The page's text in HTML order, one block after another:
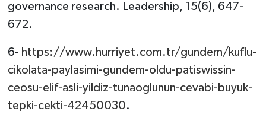
governance research. Leadership, 15(6), 647-
672.
6- https://www.hurriyet.com.tr/gundem/kuflu-
cikolata-paylasimi-gundem-oldu-patiswissin-
ceosu-elif-asli-yildiz-tunaoglunun-cevabi-buyuk-
tepki-cekti-42450030.